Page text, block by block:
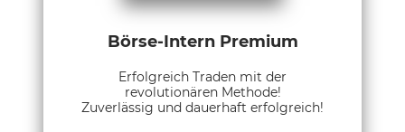
Börse-Intern Premium
Erfolgreich Traden mit der
revolutionären Methode!
Zuverlässig und dauerhaft erfolgreich!